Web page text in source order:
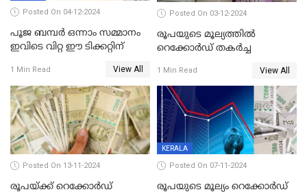
Posted On 04-12-2024
പൂജ ബമ്പർ ഒന്നാം സമ്മാനം
ഇവിടെ വിറ്റ ഈ ടിക്കറ്റിന്
1 Min Read View All
Posted On 03-12-2024
രൂപയുടെ മൂല്യത്തില്‍
റെക്കോര്‍ഡ് തകര്‍ച്ച
1 Min Read View All
Posted On 13-11-2024
രൂപയ്ക്ക് റെക്കോർഡ്
KERALA
Posted On 07-11-2024
രൂപയുടെ മൂല്യം റെക്കോർഡ്